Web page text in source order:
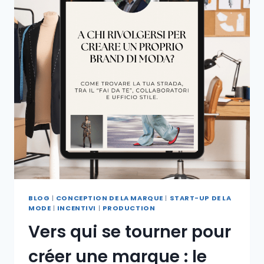
BLOG | CONCEPTION DE LA MARQUE | START-UP DE LA
MODE | INCENTIVI | PRODUCTION
Vers qui se tourner pour
créer une marque : le